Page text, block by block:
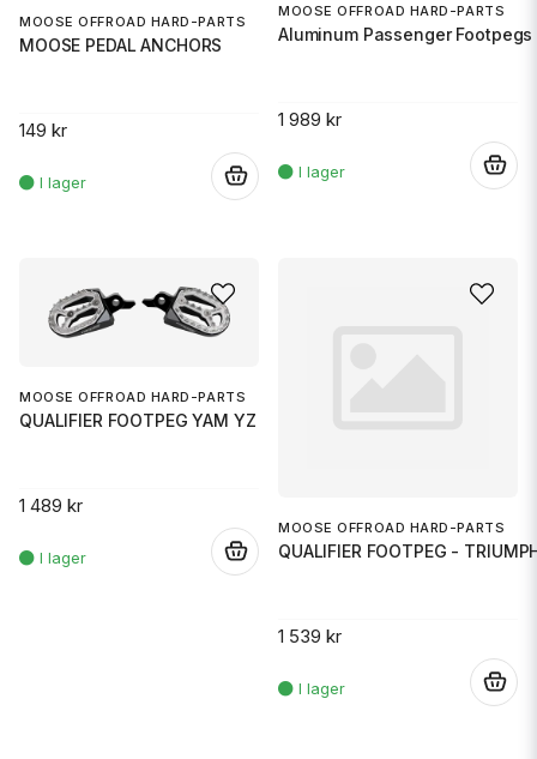
MOOSE OFFROAD HARD-PARTS
MOOSE PEDAL ANCHORS
149 kr
MOOSE OFFROAD HARD-PARTS
Aluminum Passenger
1 989 kr
MOOSE OFFROAD HARD-PARTS
QUALIFIER FOOTPEG YAM YZ
1 489 kr
MOOSE OFFROAD HARD-PARTS
QUALIFIER FOOTPEG -
1 539 kr